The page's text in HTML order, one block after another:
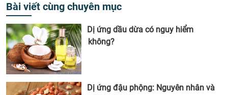
Bài viết cùng chuyên mục
Dị ứng dầu dừa có nguy hiểm
không?
Dị ứng đậu phộng: Nguyên nhân và